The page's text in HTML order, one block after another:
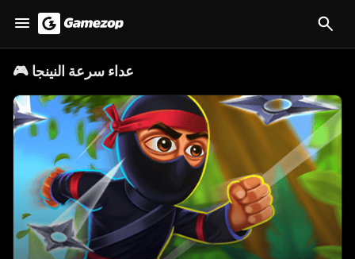
🎮 عداء سرعة النينجا